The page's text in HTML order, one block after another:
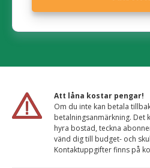
Att låna kostar pengar!
Om du inte kan betala
betalningsanmärkning. Det
hyra bostad, teckna
vänd dig till budget- och
Kontaktuppgifter finns på